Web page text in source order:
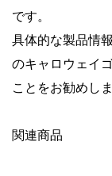
です。
具体的な製品情
のキャロウェイ
ことをお勧めしま
関連商品